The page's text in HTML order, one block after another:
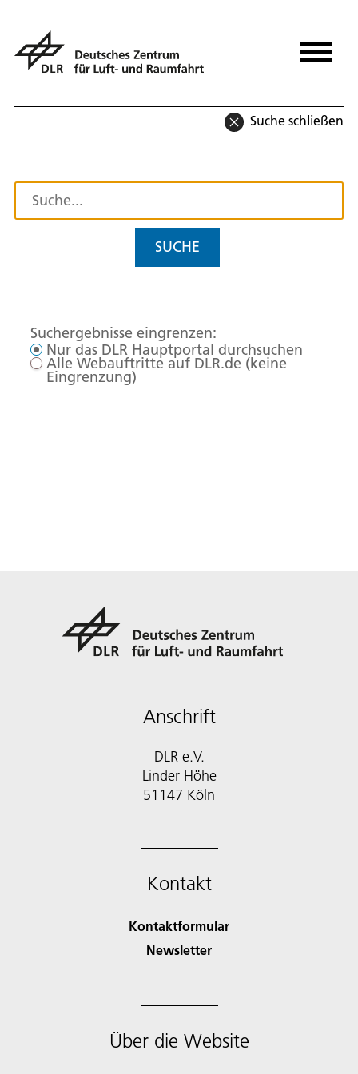
Suche schließen
SUCHE
Suchergebnisse eingrenzen:
Nur das DLR Hauptportal durchsuchen
Alle Webauftritte auf DLR.de (keine
Eingrenzung)
Anschrift
DLR e.V.
Linder Höhe
51147 Köln
Kontakt
Kontaktformular
Newsletter
Über die Website